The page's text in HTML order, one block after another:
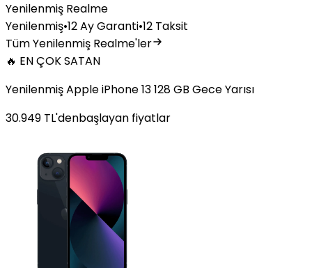
Yenilenmiş Realme
Yenilenmiş•12 Ay Garanti•12 Taksit
Tüm Yenilenmiş Realme'ler
🔥 EN ÇOK SATAN
Yenilenmiş Apple iPhone 13 128 GB Gece Yarısı
30.949 TL'denbaşlayan fiyatlar